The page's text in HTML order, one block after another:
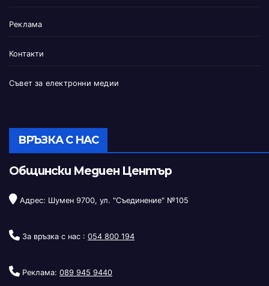
Реклама
Контакти
Съвет за електронни медии
ВРЪЗКА С НАС
Общински Медиен Център
Адрес: Шумен 9700, ул. "Съединение" №105
За връзка с нас : 054 800 194
Реклама: 089 945 9440